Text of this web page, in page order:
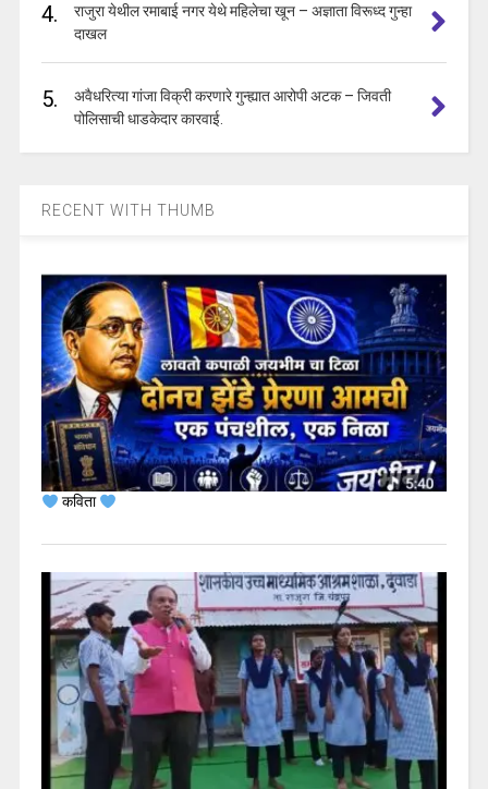
4.
राजुरा येथील रमाबाई नगर येथे महिलेचा खून – अज्ञाता विरूध्द गुन्हा
दाखल
5.
अवैधरित्या गांजा विक्री करणारे गुन्ह्यात आरोपी अटक – जिवती
पोलिसाची धाडकेदार कारवाई.
RECENT WITH THUMB
कविता